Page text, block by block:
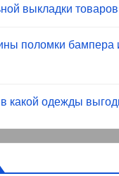
выкладки товаров
поломки бампера
какой одежды